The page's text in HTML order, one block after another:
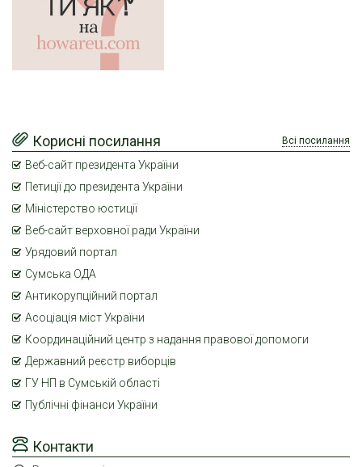
Контакти
Корисні посилання Всі посилання
Веб-сайт президента України
Петиції до президента України
Міністерство юстиції
Веб-сайт верховної ради України
Урядовий портал
Сумська ОДА
Антикорупційний портал
Асоціація міст України
Координаційний центр з надання правової допомоги
Державний реєстр виборців
ГУ НП в Сумській області
Публічні фінанси України